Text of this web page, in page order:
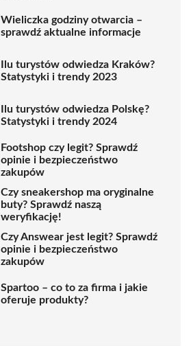
Wieliczka godziny otwarcia –
sprawdź aktualne informacje
Ilu turystów odwiedza Kraków?
Statystyki i trendy 2023
Ilu turystów odwiedza Polskę?
Statystyki i trendy 2024
Footshop czy legit? Sprawdź
opinie i bezpieczeństwo
zakupów
Czy sneakershop ma oryginalne
buty? Sprawdź naszą
weryfikację!
Czy Answear jest legit? Sprawdź
opinie i bezpieczeństwo
zakupów
Spartoo – co to za firma i jakie
oferuje produkty?